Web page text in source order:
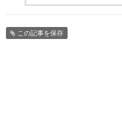
この記事を保存